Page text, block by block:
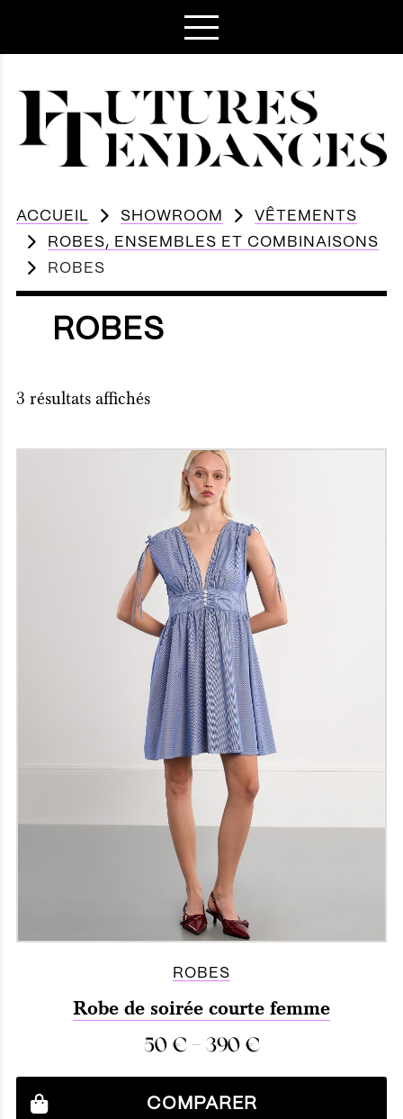
ACCUEIL SHOWROOM
VÊTEMENTS
ROBES, ENSEMBLES ET COMBINAISONS
ROBES
ROBES
3 résultats affichés
ROBES
Robe de soirée courte femme
50€– 390€
COMPARER